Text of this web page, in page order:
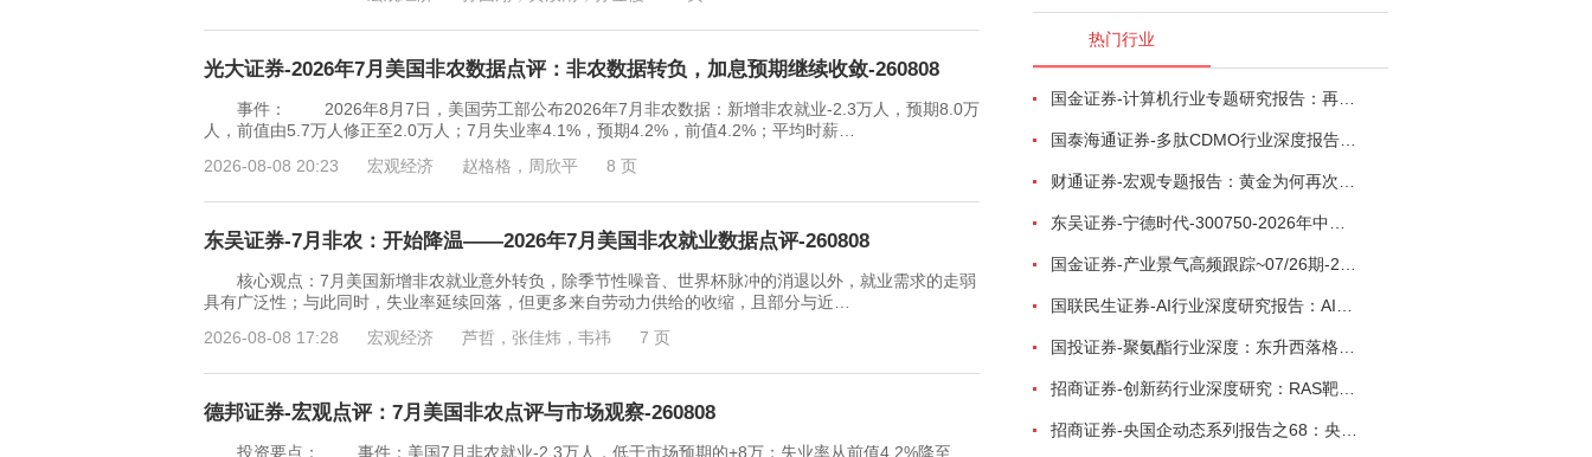
光大证券-2026年7月美国非农数据点评：非农数据转负，加息预期继续收敛-260808
事件： 2026年8月7日，美国劳工部公布2026年7月非农数据：新增非农就业-2.3万人，预期8.0万
人，前值由5.7万人修正至2.0万人；7月失业率4.1%，预期4.2%，前值4.2%；平均时薪…
2026-08-08 20:23
宏观经济 赵格格，周欣平 8 页
东吴证券-7月非农：开始降温——2026年7月美国非农就业数据点评-260808
核心观点：7月美国新增非农就业意外转负，除季节性噪音、世界杯脉冲的消退以外，就业需求的走弱
具有广泛性；与此同时，失业率延续回落，但更多来自劳动力供给的收缩，且部分与近…
2026-08-08 17:28
宏观经济 芦哲，张佳炜，韦祎 7 页
德邦证券-宏观点评：7月美国非农点评与市场观察-260808
投资要点： 事件：美国7月非农就业-2.3万人，低于市场预期的+8万；失业率从前值4.2%降至
热门行业